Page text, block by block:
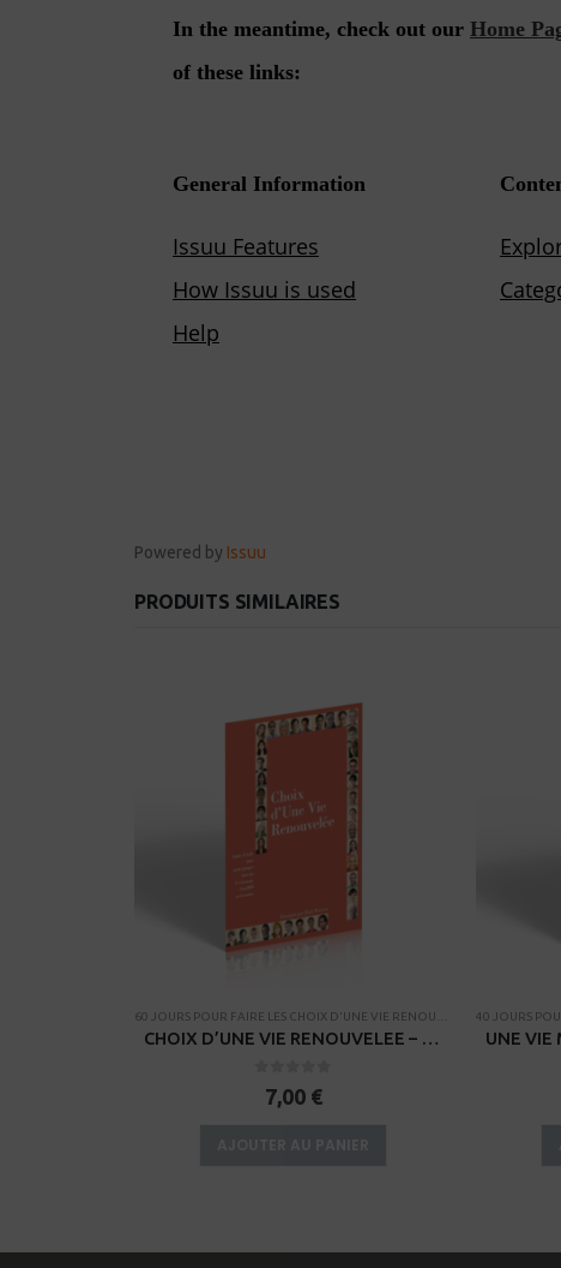
Powered by Issuu
PRODUITS SIMILAIRES
, THÈMES BIBLIQUES ,CAMPAGNES,
CHOIX D’UNE VIE RENOUVELEE – Guide d’étude
7,00 €
40 JOURS